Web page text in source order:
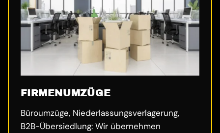
FIRMENUMZÜGE
Büroumzüge, Niederlassungsverlagerung,
B2B-Übersiedlung: Wir übernehmen